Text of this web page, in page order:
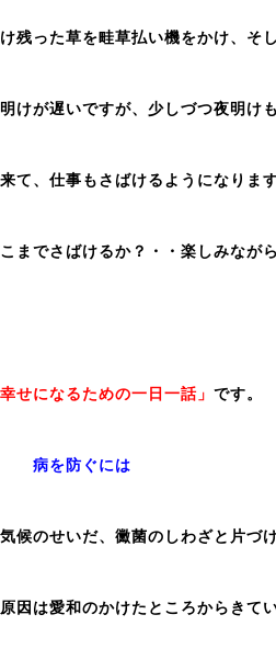
残った草を畦草払い機をかけ、そ
けが遅いですが、少しづつ夜明け
て、仕事もさばけるようになりま
までさばけるか？・・楽しみなが
幸せになるための一日一話」 です。
防ぐには
候のせいだ、黴菌のしわざと片づ
因は愛和のかけたところからきてい